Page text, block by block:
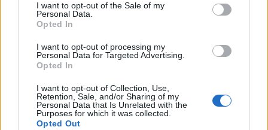
I want to opt-out of the Sale of my
Personal Data.
Opted In
I want to opt-out of processing my
Personal Data for Targeted Advertising.
Opted In
I want to opt-out of Collection, Use,
Retention, Sale, and/or Sharing of my
Personal Data that Is Unrelated with the
Purposes for which it was collected.
Opted Out